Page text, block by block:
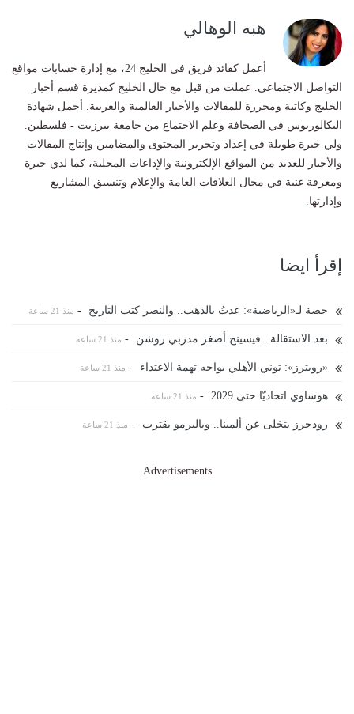
هبه الوهالي
أعمل كقائد فريق في الخليج 24، مع إدارة حسابات مواقع
التواصل الاجتماعي. عملت من قبل مع حال الخليج كمديرة قسم أخبار
الخليج وكاتبة ومحررة للمقالات والأخبار العالمية والعربية. أحمل شهادة
البكالوريوس في الصحافة وعلم الاجتماع من جامعة بيرزيت - فلسطين.
ولي خبرة طويلة في إعداد وتحرير المحتوى والمضامين وإنتاج المقالات
والأخبار للعديد من المواقع الإلكترونية والإذاعات المحلية، كما لدي خبرة
ومعرفة غنية في مجال العلاقات العامة والإعلام وتنسيق المشاريع
وإدارتها.
إقرأ ايضا
حصة لـ«الرياضية»: عدتُ بالذهب.. والنصر كتب التاريخ - منذ 21 ساعة
بعد الاستقالة.. فيسينج أصغر مدربي روشن - منذ 21 ساعة
«رويترز»: توني الأهلي يواجه تهمة الاعتداء - منذ 21 ساعة
هوساوي اتحاديّا حتى 2029 - منذ 21 ساعة
رودجرز يتخلى عن ألمينا.. وباليرمو يقترب - منذ 21 ساعة
Advertisements